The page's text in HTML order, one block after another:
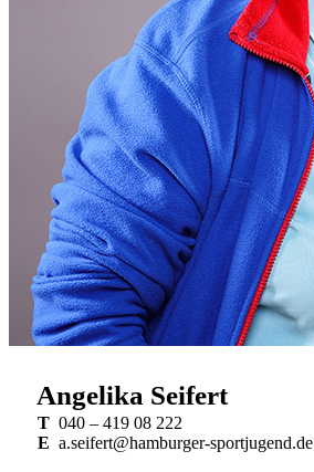
Angelika Seifert
T040 – 419 08 222
E a.seifert@hamburger-sportjugend.de